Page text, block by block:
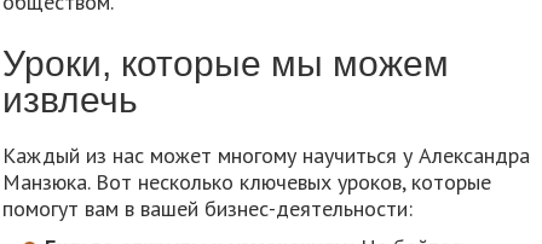
Уроки, которые мы можем
извлечь
Каждый из нас может многому научиться у Александра
Манзюка. Вот несколько ключевых уроков, которые
помогут вам в вашей бизнес-деятельности: